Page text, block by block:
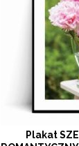
Plakat